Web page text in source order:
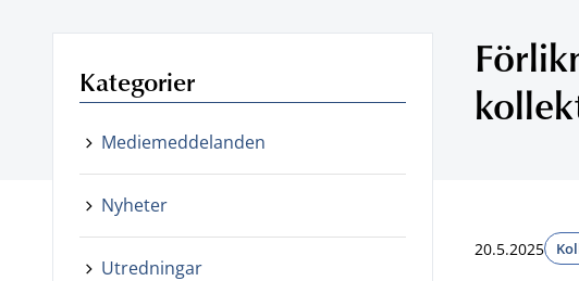
20.5.2025
Kategorier
Mediemeddelanden
Nyheter
Utredningar